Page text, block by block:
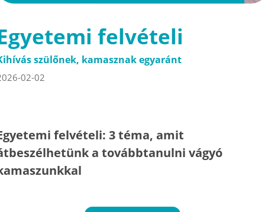
felvételi
szülőnek, kamasznak egyaránt
02-02
felvételi: 3 téma, amit
a továbbtanulni vágyó